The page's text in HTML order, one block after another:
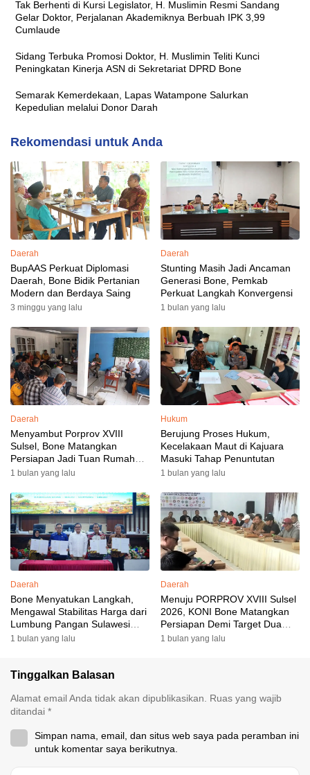
Tak Berhenti di Kursi Legislator, H. Muslimin Resmi Sandang
Gelar Doktor, Perjalanan Akademiknya Berbuah IPK 3,99
Cumlaude
Sidang Terbuka Promosi Doktor, H. Muslimin Teliti Kunci
Peningkatan Kinerja ASN di Sekretariat DPRD Bone
Semarak Kemerdekaan, Lapas Watampone Salurkan
Kepedulian melalui Donor Darah
Rekomendasi untuk Anda
Daerah
BupAAS Perkuat Diplomasi
Daerah, Bone Bidik Pertanian
Modern dan Berdaya Saing
3 minggu yang lalu
Daerah
Stunting Masih Jadi Ancaman
Generasi Bone, Pemkab
Perkuat Langkah Konvergensi
1 bulan yang lalu
Daerah
Menyambut Porprov XVIII
Sulsel, Bone Matangkan
Persiapan Jadi Tuan Rumah
yang Berkesan: Wakil Bupati
Targetkan Venue dan
Akomodasi Rampung
1 bulan yang lalu
Hukum
Berujung Proses Hukum,
Kecelakaan Maut di Kajuara
Masuki Tahap Penuntutan
1 bulan yang lalu
Daerah
Bone Menyatukan Langkah,
Mengawal Stabilitas Harga dari
Lumbung Pangan Sulawesi
Selatan
1 bulan yang lalu
Daerah
Menuju PORPROV XVIII Sulsel
2026, KONI Bone Matangkan
Persiapan Demi Target Dua
Besar
1 bulan yang lalu
Tinggalkan Balasan
Alamat email Anda tidak akan dipublikasikan.
Ruas yang wajib
ditandai *
Simpan nama, email, dan situs web saya pada peramban ini
untuk komentar saya berikutnya.